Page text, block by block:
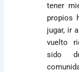
tener
propios
jugar, ir
vuelto
sido